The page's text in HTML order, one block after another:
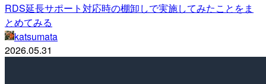
RDS延長サポート対応時の棚卸しで実施してみたことをま
とめてみる
katsumata
2026.05.31